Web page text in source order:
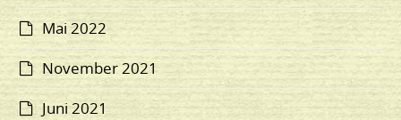
Mai 2022
November 2021
Juni 2021